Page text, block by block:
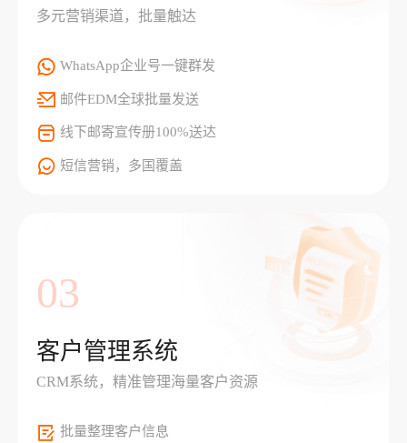
多元营销渠道，批量触达
WhatsApp企业号一键群发
邮件EDM全球批量发送
线下邮寄宣传册100%送达
短信营销，多国覆盖
03
客户管理系统
CRM系统，精准管理海量客户资源
批量整理客户信息